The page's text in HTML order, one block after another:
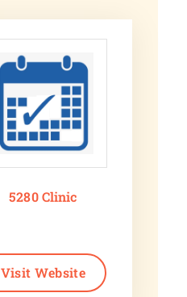
5280 Clinic
Visit Website